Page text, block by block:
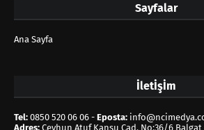
Sayfalar
Ana Sayfa
İletİşİm
Tel: 0850 520 06 06 - Eposta:
Adres: Ceyhun Atuf Kansu Cad. No:36/6 Balgat